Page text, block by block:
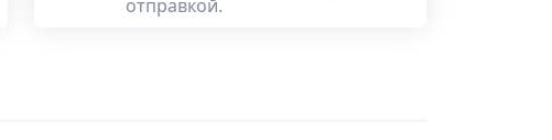
отправкой.